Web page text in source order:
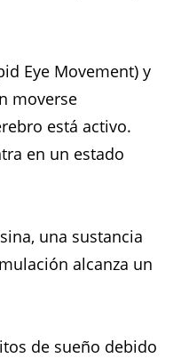
Eye Movement) y
moverse
está activo.
en un estado
una sustancia
alcanza un
de sueño debido